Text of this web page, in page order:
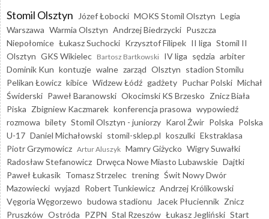
Stomil Olsztyn Józef Łobocki MOKS Stomil Olsztyn Legia
Warszawa Warmia Olsztyn Andrzej Biedrzycki Puszcza
Niepołomice Łukasz Suchocki Krzysztof Filipek II liga Stomil II
Olsztyn GKS Wikielec Bartosz Bartkowski IV liga sędzia arbiter
Dominik Kun kontuzje walne zarząd Olsztyn stadion Stomilu
Pelikan Łowicz kibice Widzew Łódź gadżety Puchar Polski Michał
Świderski Paweł Baranowski Okocimski KS Brzesko Znicz Biała
Piska Zbigniew Kaczmarek konferencja prasowa wypowiedź
rozmowa bilety Stomil Olsztyn - juniorzy Karol Żwir Polska Polska
U-17 Daniel Michałowski stomil-sklep.pl koszulki Ekstraklasa
Piotr Grzymowicz Artur Aluszyk Mamry Giżycko Wigry Suwałki
Radosław Stefanowicz Drwęca Nowe Miasto Lubawskie Dajtki
Paweł Łukasik Tomasz Strzelec trening Świt Nowy Dwór
Mazowiecki wyjazd Robert Tunkiewicz Andrzej Królikowski
Vęgoria Węgorzewo budowa stadionu Jacek Płuciennik Znicz
Pruszków Ostróda PZPN Stal Rzeszów Łukasz Jegliński Start